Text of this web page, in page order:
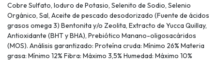
Cobre Sulfato, Ioduro de Potasio, Selenito de Sodio, Selenio
Orgánico, Sal, Aceite de pescado desodorizado (Fuente de ácidos
grasos omega 3) Bentonita y/o Zeolita, Extracto de Yucca Quillay,
Antioxidante (BHT y BHA), Prebiótico Manano-oligosacáridos
(MOS). Análisis garantizado: Proteína cruda: Mínimo 26% Materia
grasa: Mínimo 12% Fibra: Máximo 3,5% Humedad: Máximo 10%